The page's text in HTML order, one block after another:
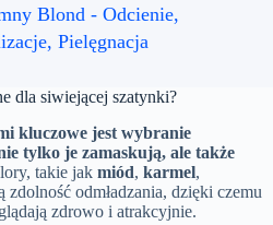
Blond - Odcienie,
Pielęgnacja
dla siwiejącej szatynki?
kluczowe jest wybranie
tylko je zamaskują, ale także
takie jak miód, karmel,
zdolność odmładzania, dzięki czemu
zdrowo i atrakcyjnie.